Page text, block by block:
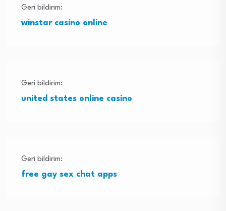
Geri bildirim:
winstar casino online
Geri bildirim:
united states online casino
Geri bildirim:
free gay sex chat apps